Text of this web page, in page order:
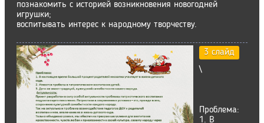
познакомить с историей возникновения новогодней
игрушки;
воспитывать интерес к народному творчеству.
3 слайд
\
Проблема:
1. В